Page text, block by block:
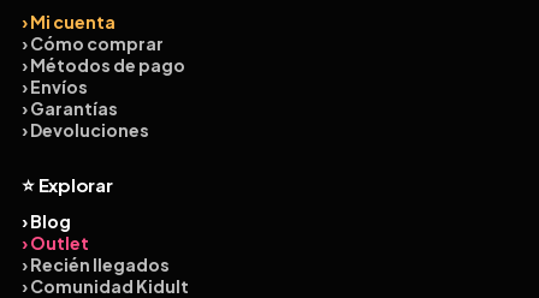
› Mi cuenta
› Cómo comprar
› Métodos de pago
› Envíos
› Garantías
› Devoluciones
⭐ Explorar
› Blog
› Outlet
› Recién llegados
› Comunidad Kidult